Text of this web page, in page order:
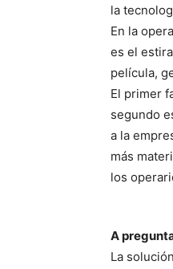
la
En la
es el
película,
El primer
segundo
a la
más
los
A
La